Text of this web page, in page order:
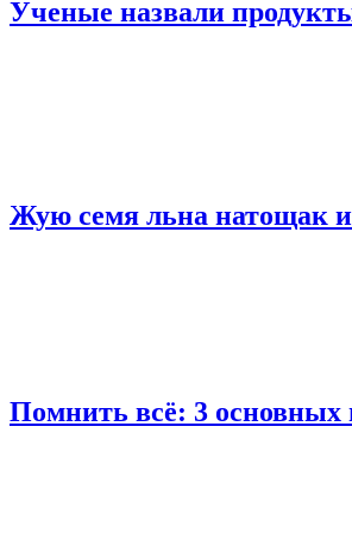
Ученые назвали
Жую семя льна натощак и
Помнить всё: 3 основных